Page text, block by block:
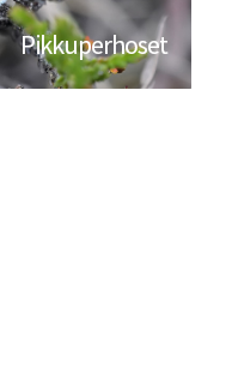
Pikkuperhoset